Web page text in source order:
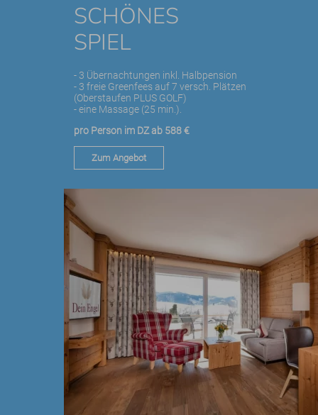
SCHÖNES
SPIEL
- 3 Übernachtungen inkl. Halbpension
- 3 freie Greenfees auf 7 versch. Plätzen
(Oberstaufen PLUS GOLF)
- eine Massage (25 min.).
pro Person im DZ ab 588 €
Zum Angebot